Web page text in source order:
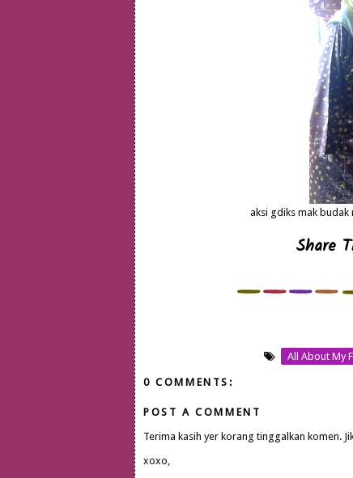
aksi gdiks mak
Share
All About My
0 COMMENTS:
POST A COMMENT
Terima kasih yer korang tinggalkan komen.
xoxo,